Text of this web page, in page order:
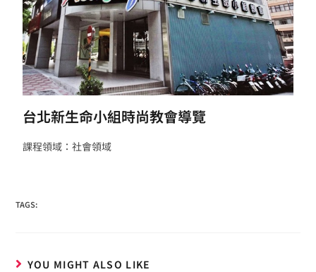
台北新生命小組時尚教會導覽
課程領域：社會領域
TAGS:
YOU MIGHT ALSO LIKE